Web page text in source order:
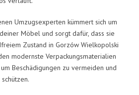
Umzugsexperten kümmert sich um
Möbel und sorgt dafür, dass sie
Zustand in Gorzów Wielkopolski
modernste Verpackungsmaterialien
Beschädigungen zu vermeiden und